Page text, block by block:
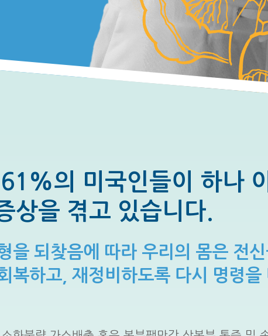
의 미국인들이 하나
상을 겪고 있습니다.
을 되찾음에 따라 우리의 몸은 전
복하고, 재정비하도록 다시 명령을